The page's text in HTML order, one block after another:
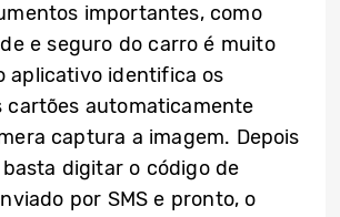
importantes, como
e seguro do carro é muito
aplicativo identifica os
cartões automaticamente
captura a imagem. Depois
digitar o código de
por SMS e pronto, o